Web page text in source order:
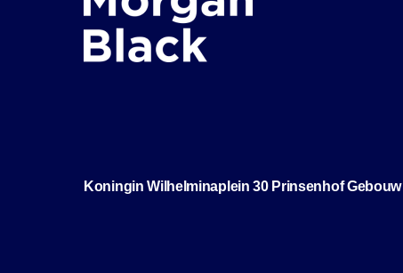
Koningin Wilhelminaplein 30 Prinsenhof Gebouw